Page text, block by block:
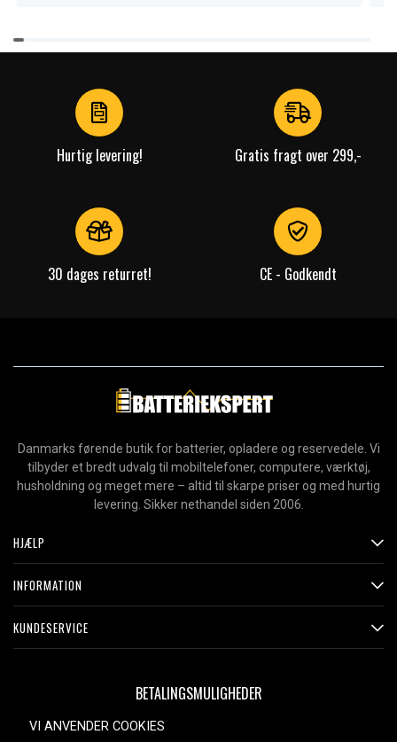
Item
1
Hurtig levering! Gratis fragt over 299,-
30 dages returret! CE - Godkendt
Danmarks førende butik for batterier, opladere og reservedele. Vi
tilbyder et bredt udvalg til mobiltelefoner, computere, værktøj,
husholdning og meget mere – altid til skarpe priser og med hurtig
levering. Sikker nethandel siden 2006.
HJÆLP
INFORMATION
KUNDESERVICE
BETALINGSMULIGHEDER
VI ANVENDER COOKIES